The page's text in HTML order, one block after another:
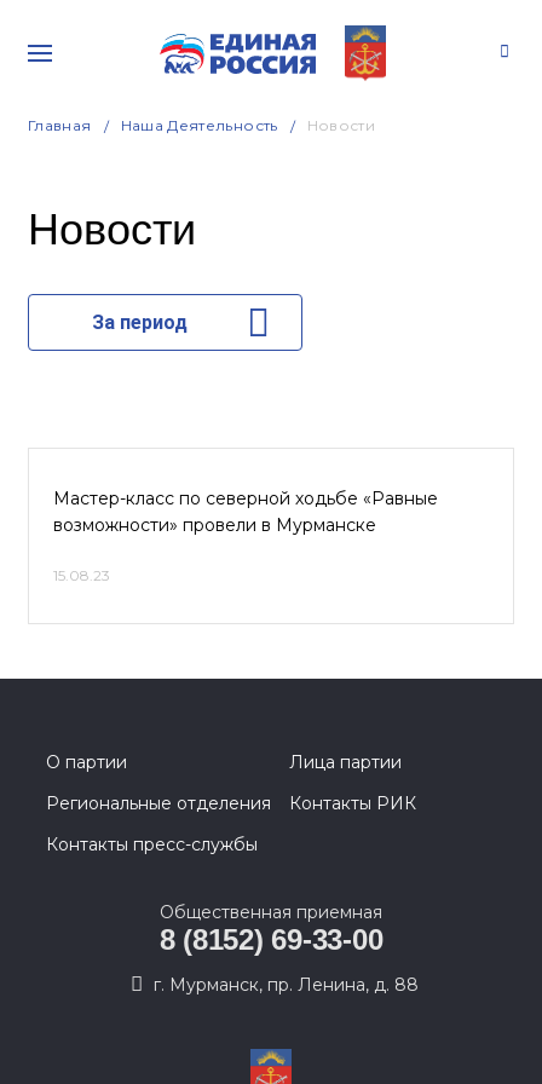
Главная Наша Деятельность Новости
Новости
За период
Мастер-класс по северной ходьбе «Равные
возможности» провели в Мурманске
15.08.23
О партии
Лица партии
Региональные отделения
Контакты РИК
Контакты пресс-службы
Общественная приемная
8 (8152) 69-33-00
г. Мурманск, пр. Ленина, д. 88